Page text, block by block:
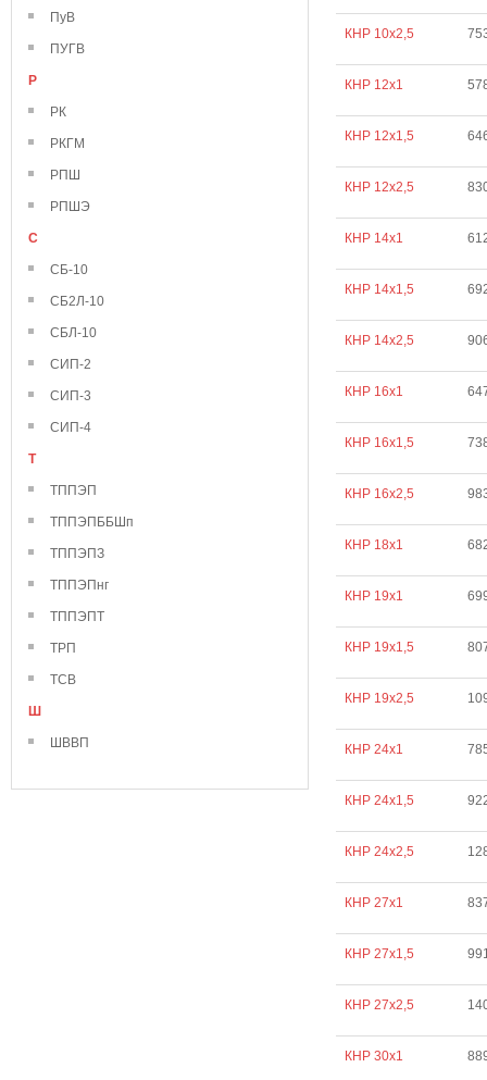
ПуВ
ПУГВ
Р
РК
РКГМ
РПШ
РПШЭ
С
СБ-10
СБ2Л-10
СБЛ-10
СИП-2
СИП-3
СИП-4
Т
ТППЭП
ТППЭПББШп
ТППЭПЗ
ТППЭПнг
ТППЭПТ
ТРП
ТСВ
Ш
ШВВП
КНР 10х2,5
КНР 12х1
КНР 12х1,5
КНР 12х2,5
КНР 14х1
КНР 14х1,5
КНР 14х2,5
КНР 16х1
КНР 16х1,5
КНР 16х2,5
КНР 18х1
КНР 19х1
КНР 19х1,5
КНР 19х2,5
КНР 24х1
КНР 24х1,5
КНР 24х2,5
КНР 27х1
КНР 27х1,5
КНР 27х2,5
КНР 30х1